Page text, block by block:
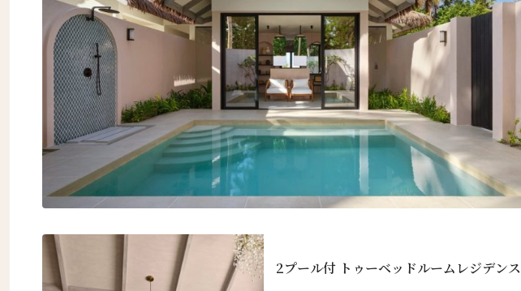
2プール付 トゥーベッドルームレジデンス